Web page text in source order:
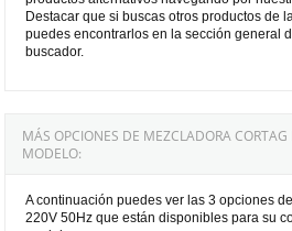
Destacar que si buscas otros productos de
puedes encontrarlos en la sección general
buscador.
MÁS OPCIONES DE MEZCLADORA
MODELO:
A continuación puedes ver las 3 opciones
220V 50Hz que están disponibles para su